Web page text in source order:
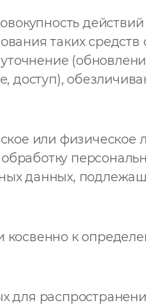
таких
доступ),
или физическое
данных,
к
для